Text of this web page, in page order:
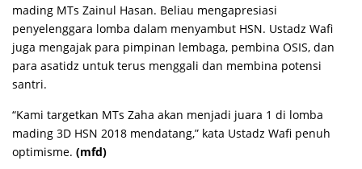
mading MTs Zainul Hasan. Beliau mengapresiasi
penyelenggara lomba dalam menyambut HSN. Ustadz Wafi
juga mengajak para pimpinan lembaga, pembina OSIS, dan
para asatidz untuk terus menggali dan membina potensi
santri.
“Kami targetkan MTs Zaha akan menjadi juara 1 di lomba
mading 3D HSN 2018 mendatang,” kata Ustadz Wafi penuh
optimisme. (mfd)